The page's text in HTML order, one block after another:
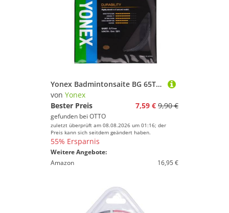
Yonex Badmintonsaite BG 65Ti (Haltbarkeit+Power) schwarz 10m Set, Saitendicke: 0.70
von Yonex
Bester Preis
7,59 € 9,90 €
gefunden bei OTTO
zuletzt überprüft am 08.08.2026 um 01:16; der
Preis kann sich seitdem geändert haben.
55% Ersparnis
Weitere Angebote:
Amazon
16,95 €